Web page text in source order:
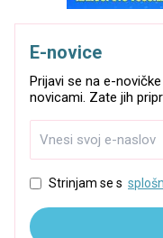
E-novice
Prijavi se na e-
novicami. Zate jih
Strinjam se s